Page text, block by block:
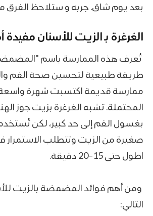
بعد يوم شاق. جربه و ستلاحظ الفرق
الغرغرة بـ الزيت للأسنان مفيدة
تُعرف هذه الممارسة باسم
طريقة طبيعية لتحسين صحة الفم
ممارسة قديمة اكتسبت شهرة واسعة
المحتملة. تشبه الغرغرة بزيت جوز
بغسول الفم إلى حد كبير، لكن
صغيرة من الزيت وتتطلب الاستمرار
اطول حتى 15–20 دقيقة.
ومن أهم فوائد المضمضة بالزيت
التالي: